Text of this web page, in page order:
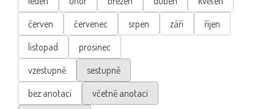
červen
červenec srpen září
říjen
listopad
prosinec
vzestupně
sestupně
bez anotací
včetně anotací